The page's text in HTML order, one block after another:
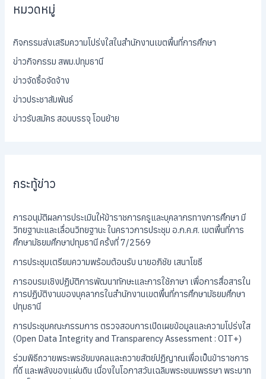
หมวดหมู่
กิจกรรมส่งเสริมความโปร่งใสในสำนักงานเขตพื้นที่การศึกษา
ข่าวกิจกรรม สพม.ปทุมธานี
ข่าวจัดซื้อจัดจ้าง
ข่าวประชาสัมพันธ์
ข่าวรับสมัคร สอบบรรจุ โอนย้าย
กระทู้ข่าว
การอนุมัติผลการประเมินให้ข้าราชการครูและบุคลากรทางการศึกษา มี
วิทยฐานะและเลื่อนวิทยฐานะ ในคราวการประชุม อ.ก.ค.ศ. เขตพื้นที่การ
ศึกษามัธยมศึกษาปทุมธานี ครั้งที่ 7/2569
การประชุมเตรียมความพร้อมต้อนรับ นายอภิชัย เสนาโยธี
การอบรมเชิงปฏิบัติการพัฒนาทักษะและการใช้ภาษา เพื่อการสื่อสารใน
การปฏิบัติงานของบุคลากรในสำนักงานเขตพื้นที่การศึกษามัธยมศึกษา
ปทุมธานี
การประชุมคณะกรรมการ ตรวจสอบการเปิดเผยข้อมูลและความโปร่งใส
(Open Data Integrity and Transparency Assessment : OIT+)
ร่วมพิธีถวายพระพรชัยมงคลและถวายสัตย์ปฏิญาณเพื่อเป็นข้าราชการ
ที่ดี และพลังของแผ่นดิน เนื่องในโอกาสวันเฉลิมพระชนมพรรษา พระบาท